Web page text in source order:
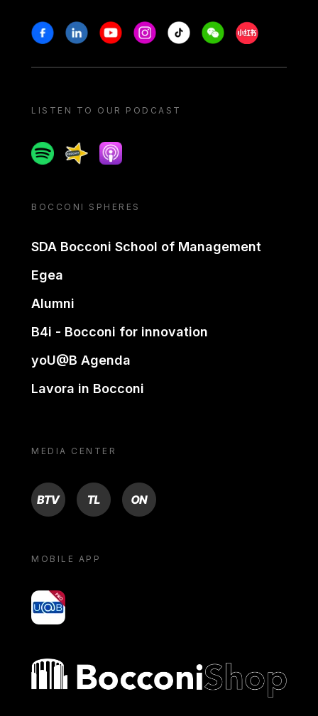
Stay in touch
FacebookLinkedinYoutubeInstagram
Tiktok WeechatXiaohongshu/
LISTEN TO OUR PODCAST
SpotifySpreakerApple podcast
BOCCONI SPHERES
SDA Bocconi School of Management
Egea
Alumni
B4i - Bocconi for innovation
yoU@B Agenda
Lavora in Bocconi
MEDIA CENTER
BTV TL ON
MOBILE APP
yoU@B
Bocconi shop